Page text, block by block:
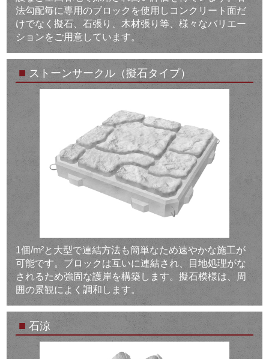
法勾配毎に専用のブロックを使用しコンクリート面だ
けでなく擬石、石張り、木材張り等、様々なバリエー
ションをご用意しています。
■ ストーンサークル（擬石タイプ）
1個/m²と大型で連結方法も簡単なため速やかな施工が
可能です。ブロックは互いに連結され、目地処理がな
されるため強固な護岸を構築します。擬石模様は、周
囲の景観によく調和します。
■ 石涼